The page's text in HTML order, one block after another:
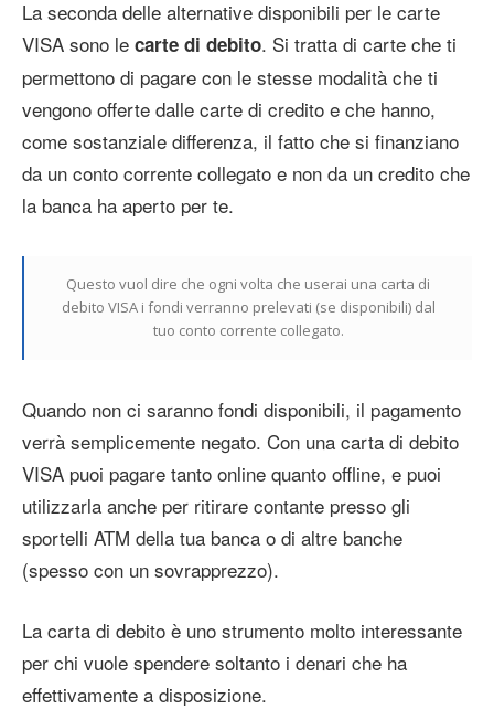
La seconda delle alternative disponibili per le carte
VISA sono le carte di debito. Si tratta di carte che ti
permettono di pagare con le stesse modalità che ti
vengono offerte dalle carte di credito e che hanno,
come sostanziale differenza, il fatto che si finanziano
da un conto corrente collegato e non da un credito che
la banca ha aperto per te.
Questo vuol dire che ogni volta che userai una carta di
debito VISA i fondi verranno prelevati (se disponibili) dal
tuo conto corrente collegato.
Quando non ci saranno fondi disponibili, il pagamento
verrà semplicemente negato. Con una carta di debito
VISA puoi pagare tanto online quanto offline, e puoi
utilizzarla anche per ritirare contante presso gli
sportelli ATM della tua banca o di altre banche
(spesso con un sovrapprezzo).
La carta di debito è uno strumento molto interessante
per chi vuole spendere soltanto i denari che ha
effettivamente a disposizione.